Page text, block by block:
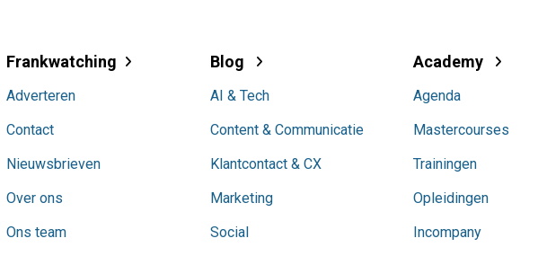
Frankwatching
Adverteren
Contact
Nieuwsbrieven
Over ons
Ons team
Blog
AI & Tech
Content & Communicatie
Klantcontact & CX
Marketing
Social
Academy
Agenda
Mastercourses
Trainingen
Opleidingen
Incompany